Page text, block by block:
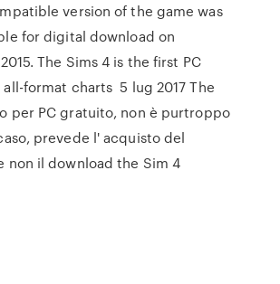
version of the game was
for digital download on
The Sims 4 is the first PC
format charts 5 lug 2017 The
per PC gratuito, non è purtroppo
prevede l' acquisto del
non il download the Sim 4